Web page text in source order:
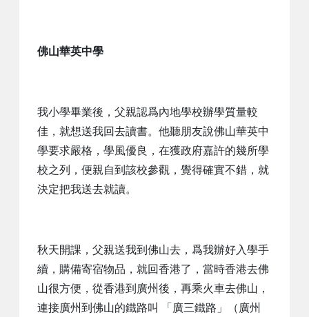
佛山華英中學
我小學畢業後，父親認爲內地學校辦學質量較
佳，就想送我回去讀書。他聽朋友說佛山華英中
學要求嚴格，學風優良，在獲政府嘉許的幾所學
校之列，便親自到該校參觀，覺得確實不錯，就
決定把我送去就讀。
秋天開課，父親送我到佛山去，爲我辦好入學手
續，購備寄宿物品，就回香港了，當時香港去佛
山很方便，從香港到廣州後，再乘火車去佛山，
連接廣州到佛山的鐵路叫 「廣三鐵路」（廣州